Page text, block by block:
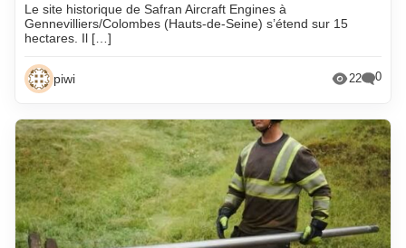
Le site historique de Safran Aircraft Engines à
Gennevilliers/Colombes (Hauts-de-Seine) s’étend sur 15
hectares. Il […]
piwi 22 0